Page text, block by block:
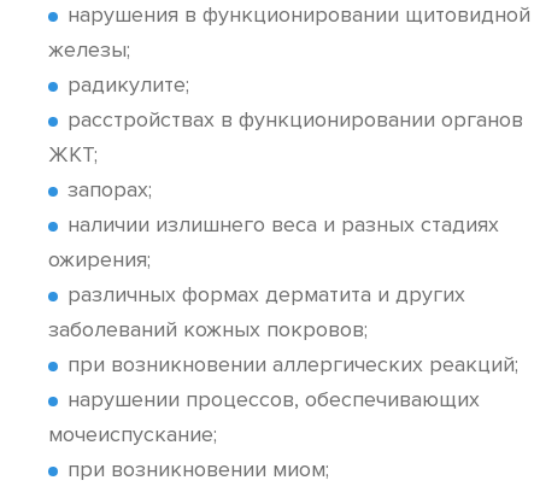
нарушения в функционировании щитовидной
железы;
радикулите;
расстройствах в функционировании органов
ЖКТ;
запорах;
наличии излишнего веса и разных стадиях
ожирения;
различных формах дерматита и других
заболеваний кожных покровов;
при возникновении аллергических реакций;
нарушении процессов, обеспечивающих
мочеиспускание;
при возникновении миом;